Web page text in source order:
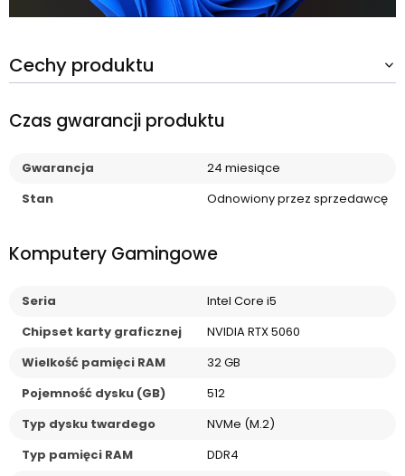
Cechy produktu
Czas gwarancji produktu
Gwarancja
24 miesiące
Stan
Odnowiony przez sprzedawcę
Komputery Gamingowe
Seria
Intel Core i5
Chipset karty graficznej
NVIDIA RTX 5060
Wielkość pamięci RAM
32 GB
Pojemność dysku (GB)
512
Typ dysku twardego
NVMe (M.2)
Typ pamięci RAM
DDR4